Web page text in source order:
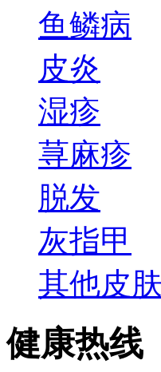
鱼鳞病
皮炎
湿疹
荨麻疹
脱发
灰指甲
其他皮
健康热线